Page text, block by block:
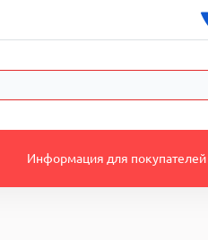
Информация для покупателей